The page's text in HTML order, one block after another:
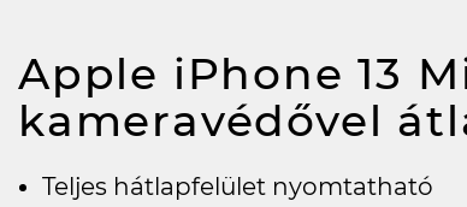
Apple iPhone 13
kameravédővel
Teljes hátlapfelület nyomtatható